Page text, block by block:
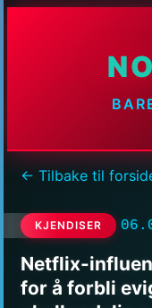
← Tilbake til
KJENDISER
Netflix-
for å forbli